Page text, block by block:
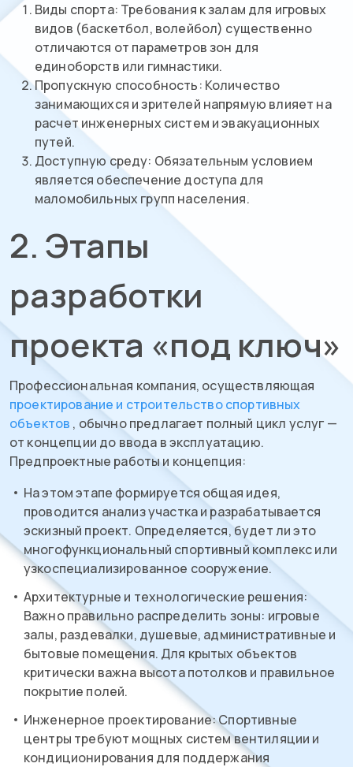
Виды спорта: Требования к залам для игровых
видов (баскетбол, волейбол) существенно
отличаются от параметров зон для
единоборств или гимнастики.
Пропускную способность: Количество
занимающихся и зрителей напрямую влияет на
расчет инженерных систем и эвакуационных
путей.
Доступную среду: Обязательным условием
является обеспечение доступа для
маломобильных групп населения.
2. Этапы
разработки
проекта «под ключ»
Профессиональная компания, осуществляющая
проектирование и строительство спортивных
объектов , обычно предлагает полный цикл услуг —
от концепции до ввода в эксплуатацию.
Предпроектные работы и концепция:
На этом этапе формируется общая идея,
проводится анализ участка и разрабатывается
эскизный проект. Определяется, будет ли это
многофункциональный спортивный комплекс или
узкоспециализированное сооружение.
Архитектурные и технологические решения:
Важно правильно распределить зоны: игровые
залы, раздевалки, душевые, административные и
бытовые помещения. Для крытых объектов
критически важна высота потолков и правильное
покрытие полей.
Инженерное проектирование: Спортивные
центры требуют мощных систем вентиляции и
кондиционирования для поддержания